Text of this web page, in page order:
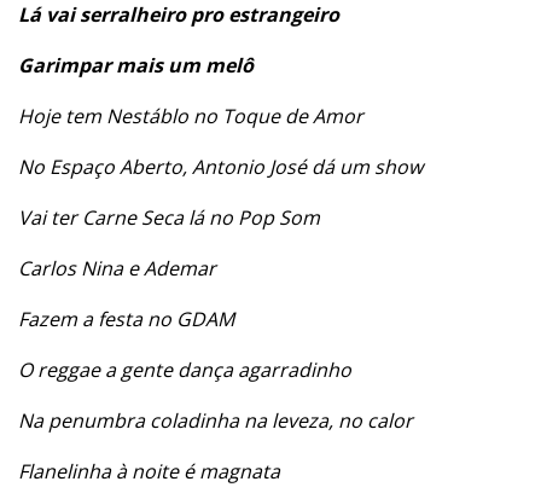
Lá vai serralheiro pro estrangeiro
Garimpar mais um melô
Hoje tem Nestáblo no Toque de Amor
No Espaço Aberto, Antonio José dá um show
Vai ter Carne Seca lá no Pop Som
Carlos Nina e Ademar
Fazem a festa no GDAM
O reggae a gente dança agarradinho
Na penumbra coladinha na leveza, no calor
Flanelinha à noite é magnata